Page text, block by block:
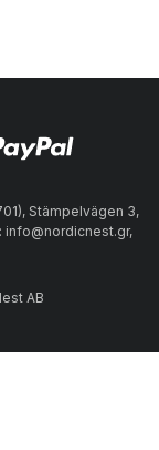
Stämpelvägen 3,
info@nordicnest.gr,
AB